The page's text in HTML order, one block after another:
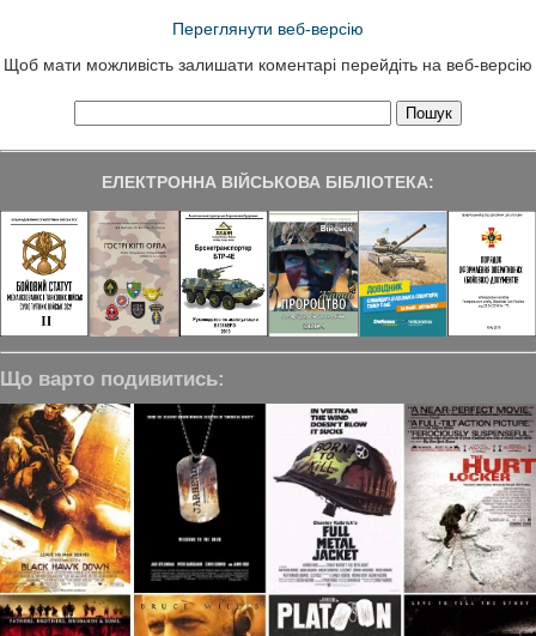
Переглянути веб-версію
Щоб мати можливість залишати коментарі перейдіть на веб-версію
ЕЛЕКТРОННА ВІЙСЬКОВА БІБЛІОТЕКА:
Що варто подивитись: